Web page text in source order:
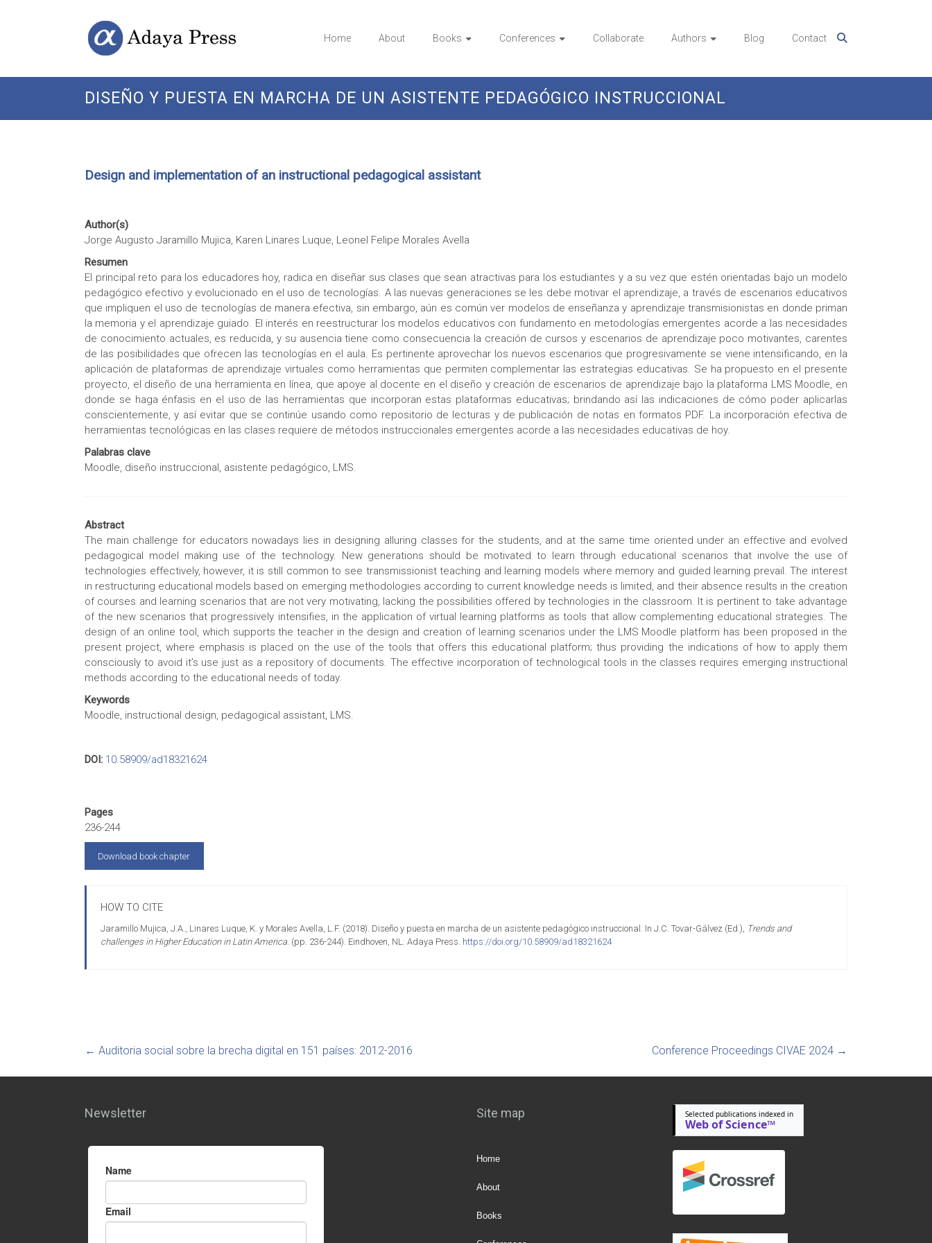
Adaya
Press
Open
Access
Publishing
Home About Books Conferences Collaborate Authors Blog Contact
DISEÑO Y PUESTA EN MARCHA DE UN ASISTENTE PEDAGÓGICO INSTRUCCIONAL
Design and implementation of an instructional pedagogical assistant
Author(s)
Jorge Augusto Jaramillo Mujica, Karen Linares Luque, Leonel Felipe Morales Avella
Resumen
El principal reto para los educadores hoy, radica en diseñar sus clases que sean atractivas para los estudiantes y a su vez que estén orientadas bajo un modelo
pedagógico efectivo y evolucionado en el uso de tecnologías. A las nuevas generaciones se les debe motivar el aprendizaje, a través de escenarios educativos
que impliquen el uso de tecnologías de manera efectiva, sin embargo, aún es común ver modelos de enseñanza y aprendizaje transmisionistas en donde priman
la memoria y el aprendizaje guiado. El interés en reestructurar los modelos educativos con fundamento en metodologías emergentes acorde a las necesidades
de conocimiento actuales, es reducida, y su ausencia tiene como consecuencia la creación de cursos y escenarios de aprendizaje poco motivantes, carentes
de las posibilidades que ofrecen las tecnologías en el aula. Es pertinente aprovechar los nuevos escenarios que progresivamente se viene intensificando, en la
aplicación de plataformas de aprendizaje virtuales como herramientas que permiten complementar las estrategias educativas. Se ha propuesto en el presente
proyecto, el diseño de una herramienta en línea, que apoye al docente en el diseño y creación de escenarios de aprendizaje bajo la plataforma LMS Moodle, en
donde se haga énfasis en el uso de las herramientas que incorporan estas plataformas educativas; brindando así las indicaciones de cómo poder aplicarlas
conscientemente, y así evitar que se continúe usando como repositorio de lecturas y de publicación de notas en formatos PDF. La incorporación efectiva de
herramientas tecnológicas en las clases requiere de métodos instruccionales emergentes acorde a las necesidades educativas de hoy.
Palabras clave
Moodle, diseño instruccional, asistente pedagógico, LMS.
Abstract
The main challenge for educators nowadays lies in designing alluring classes for the students, and at the same time oriented under an effective and evolved
pedagogical model making use of the technology. New generations should be motivated to learn through educational scenarios that involve the use of
technologies effectively, however, it is still common to see transmissionist teaching and learning models where memory and guided learning prevail. The interest
in restructuring educational models based on emerging methodologies according to current knowledge needs is limited, and their absence results in the creation
of courses and learning scenarios that are not very motivating, lacking the possibilities offered by technologies in the classroom. It is pertinent to take advantage
of the new scenarios that progressively intensifies, in the application of virtual learning platforms as tools that allow complementing educational strategies. The
design of an online tool, which supports the teacher in the design and creation of learning scenarios under the LMS Moodle platform has been proposed in the
present project, where emphasis is placed on the use of the tools that offers this educational platform; thus providing the indications of how to apply them
consciously to avoid it’s use just as a repository of documents. The effective incorporation of technological tools in the classes requires emerging instructional
methods according to the educational needs of today.
Keywords
Moodle, instructional design, pedagogical assistant, LMS.
DOI: 10.58909/ad18321624
Pages
236-244
Download book chapter
HOW TO CITE
Jaramillo Mujica, J.A., Linares Luque, K. y Morales Avella, L.F. (2018). Diseño y puesta en marcha de un asistente pedagógico instruccional. In J.C. Tovar-Gálvez (Ed.), Trends and
challenges in Higher Education in Latin America. (pp. 236-244). Eindhoven, NL: Adaya Press. https://doi.org/10.58909/ad18321624
← Auditoria social sobre la brecha digital en 151 países: 2012-2016 Conference Proceedings CIVAE 2024 →
Newsletter Site map
Home
About
Books
Selected publications indexed in
Web of Science™